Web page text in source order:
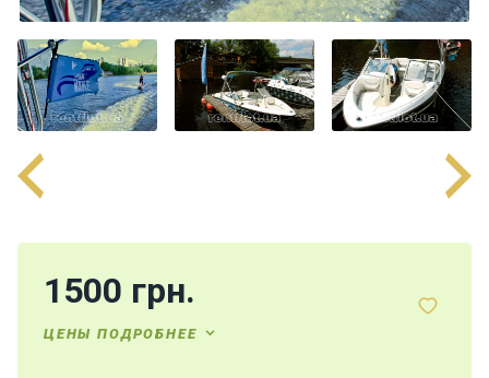
1500 грн.
ЦЕНЫ ПОДРОБНЕЕ
П
а
р
у
с